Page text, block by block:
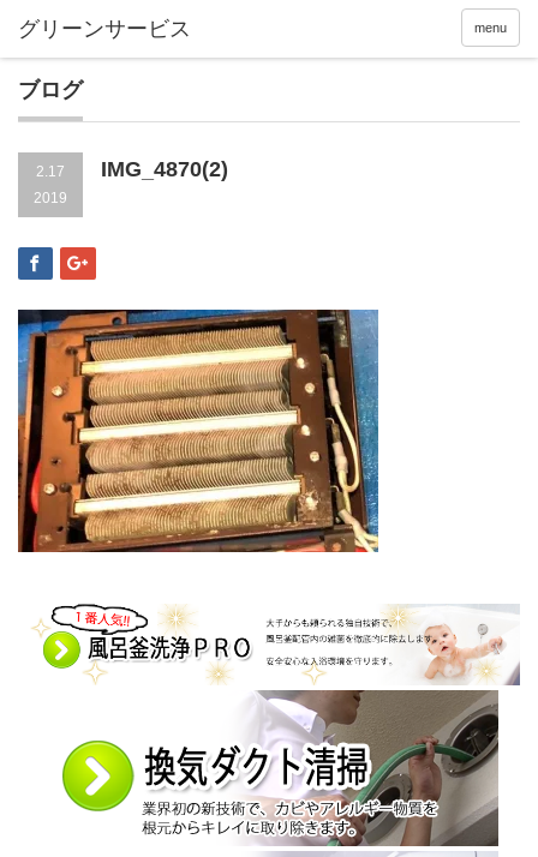
menu
ブログ
2.17
2019
IMG_4870(2)